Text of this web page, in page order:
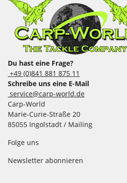
Du hast eine Frage?
+49 (0)841 881 875 11
Schreibe uns eine E-Mail
service@carp-world.de
Carp-World
Marie-Curie-Straße 20
85055 Ingolstadt / Mailing
Folge uns
Newsletter abonnieren